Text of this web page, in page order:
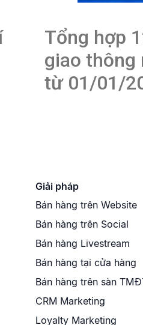
Tổng hợp
giao thông
từ 01/01/
Giải pháp
Bán hàng trên Website
Bán hàng trên Social
Bán hàng Livestream
Bán hàng tại cửa hàng
Bán hàng trên sàn
CRM Marketing
Loyalty Marketing